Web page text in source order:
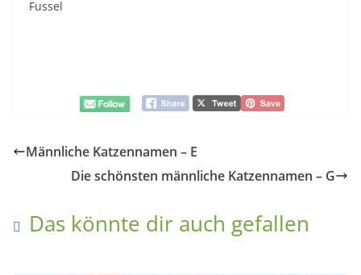
Fussel
Männliche Katzennamen – E
Die schönsten männliche Katzennamen – G
Das könnte dir auch gefallen